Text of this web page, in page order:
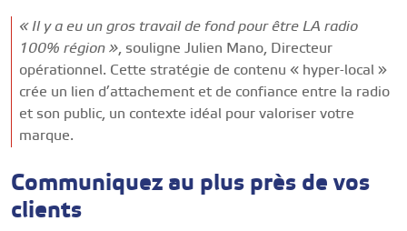
« Il y a eu un gros travail de fond pour être LA radio
100% région », souligne Julien Mano, Directeur
opérationnel. Cette stratégie de contenu « hyper-local »
crée un lien d’attachement et de confiance entre la radio
et son public, un contexte idéal pour valoriser votre
marque.
Communiquez au plus près de vos
clients